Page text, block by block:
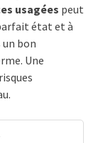
usagées peut
état et à
un bon
Une